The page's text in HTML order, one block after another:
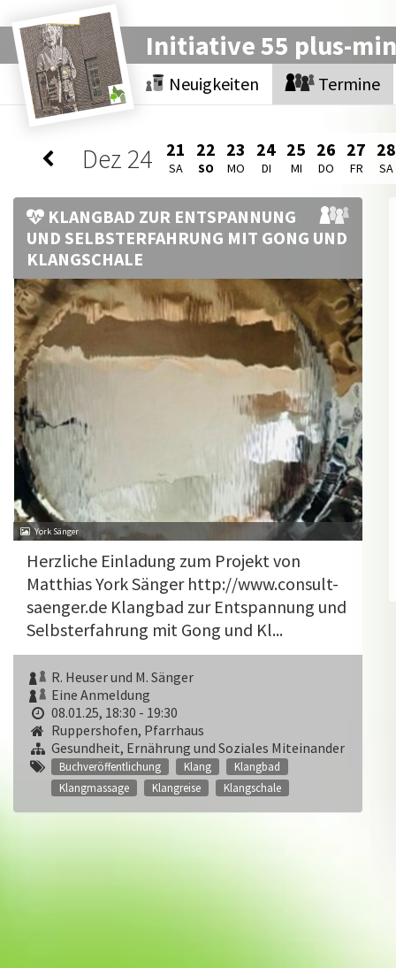
Initiative 55 plus-
Neuigkeiten Termine
Dez 24 21
SA
22
SO
23
MO
24
DI
25
MI
26
DO
27
FR
28
SA
KLANGBAD ZUR ENTSPANNUNG
UND SELBSTERFAHRUNG MIT GONG UND
KLANGSCHALE
York Sänger
Herzliche Einladung zum Projekt von
Matthias York Sänger http://www.consult-
saenger.de Klangbad zur Entspannung und
Selbsterfahrung mit Gong und Kl...
R. Heuser und M. Sänger
Eine Anmeldung
08.01.25, 18:30 - 19:30
Ruppershofen, Pfarrhaus
Gesundheit, Ernährung und Soziales Miteinander
Buchveröffentlichung Klang
Klangbad
Klangmassage
Klangreise Klangschale